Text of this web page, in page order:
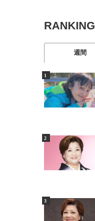
RANKING
週間